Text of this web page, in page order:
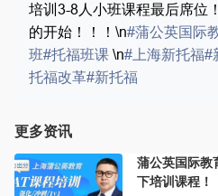
培训3-8人小班课程最后席位
的开始！！！\n#蒲公英国际
班#托福班课 \n#上海新托福#
托福改革#新托福
更多资讯
蒲公英国际
下培训课程！